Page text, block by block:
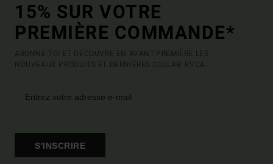
15% SUR VOTRE
PREMIÈRE COMMANDE*
ABONNE-TOI ET DÉCOUVRE EN AVANT-PREMIÈRE LES
NOUVEAUX PRODUITS ET DERNIÈRES COLLAB' RVCA.
S'INSCRIRE